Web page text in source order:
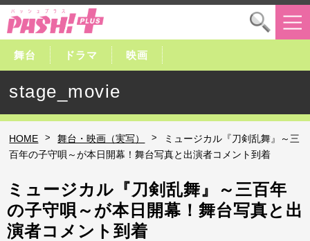
舞台 ドラマ 映画
stage_movie
HOME > 舞台・映画（実写） >
ミュージカル『刀剣乱舞』～三
百年の子守唄～が本日開幕！舞台写真と出演者コメント到着
ミュージカル『刀剣乱舞』～三百年
の子守唄～が本日開幕！舞台写真と出
演者コメント到着